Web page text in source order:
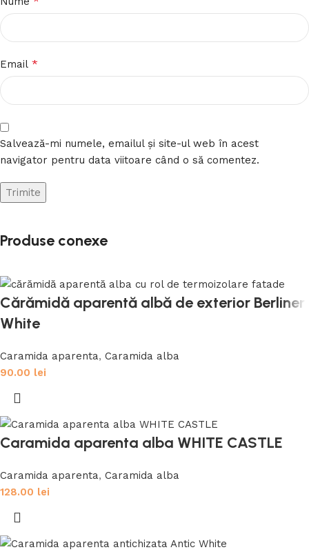
Email *
Salvează-mi numele, emailul și site-ul web în acest
navigator pentru data viitoare când o să comentez.
Produse conexe
Cărămidă aparentă albă de exterior Berliner
White
Caramida aparenta, Caramida alba
90.00 lei
Caramida aparenta alba WHITE CASTLE
Caramida aparenta, Caramida alba
128.00 lei